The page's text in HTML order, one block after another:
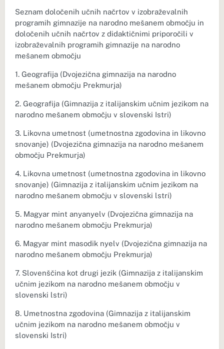
Seznam določenih učnih načrtov v izobraževalnih
programih gimnazije na narodno mešanem območju in
določenih učnih načrtov z didaktičnimi priporočili v
izobraževalnih programih gimnazije na narodno
mešanem območju
1. Geografija (Dvojezična gimnazija na narodno
mešanem območju Prekmurja)
2. Geografija (Gimnazija z italijanskim učnim jezikom na
narodno mešanem območju v slovenski Istri)
3. Likovna umetnost (umetnostna zgodovina in likovno
snovanje) (Dvojezična gimnazija na narodno mešanem
območju Prekmurja)
4. Likovna umetnost (umetnostna zgodovina in likovno
snovanje) (Gimnazija z italijanskim učnim jezikom na
narodno mešanem območju v slovenski lstri)
5. Magyar mint anyanyelv (Dvojezična gimnazija na
narodno mešanem območju Prekmurja)
6. Magyar mint masodik nyelv (Dvojezična gimnazija na
narodno mešanem območju Prekmurja)
7. Slovenščina kot drugi jezik (Gimnazija z italijanskim
učnim jezikom na narodno mešanem območju v
slovenski lstri)
8. Umetnostna zgodovina (Gimnazija z italijanskim
učnim jezikom na narodno mešanem območju v
slovenski Istri)